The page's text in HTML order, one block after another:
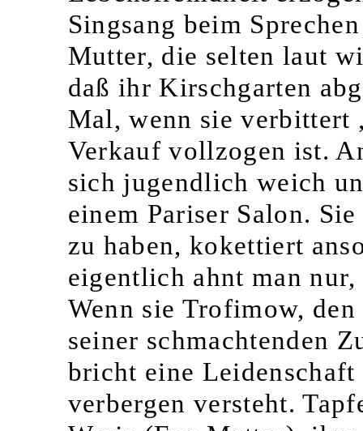
Singsang beim
Mutter, die selten laut
daß ihr Kirschgarten
Mal, wenn sie verbittert
Verkauf vollzogen ist.
sich jugendlich weich
einem Pariser Salon.
zu haben, kokettiert
eigentlich ahnt man
Wenn sie Trofimow,
seiner schmachtenden
bricht eine Leidenschaft
verbergen versteht.